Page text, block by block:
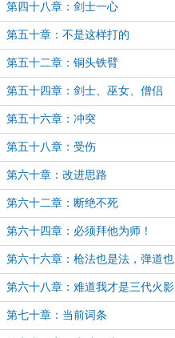
第四十八章：剑士一心
第五十章：不是这样打的
第五十二章：铜头铁臂
第五十四章：剑士、巫女、僧侣
第五十六章：冲突
第五十八章：受伤
第六十章：改进思路
第六十二章：断绝不死
第六十四章：必须拜他为师！
第六十六章：枪法也是法，弹道也
是道！
第六十八章：难道我才是三代火影
的亲儿子？
第七十章：当前词条